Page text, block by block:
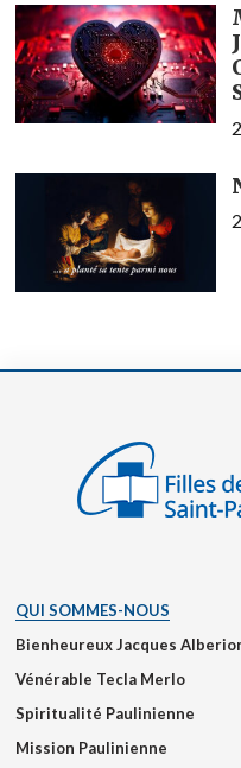
QUI SOMMES-NOUS
Bienheureux Jacques
Vénérable Tecla Merlo
Spiritualité Paulinienne
Mission Paulinienne